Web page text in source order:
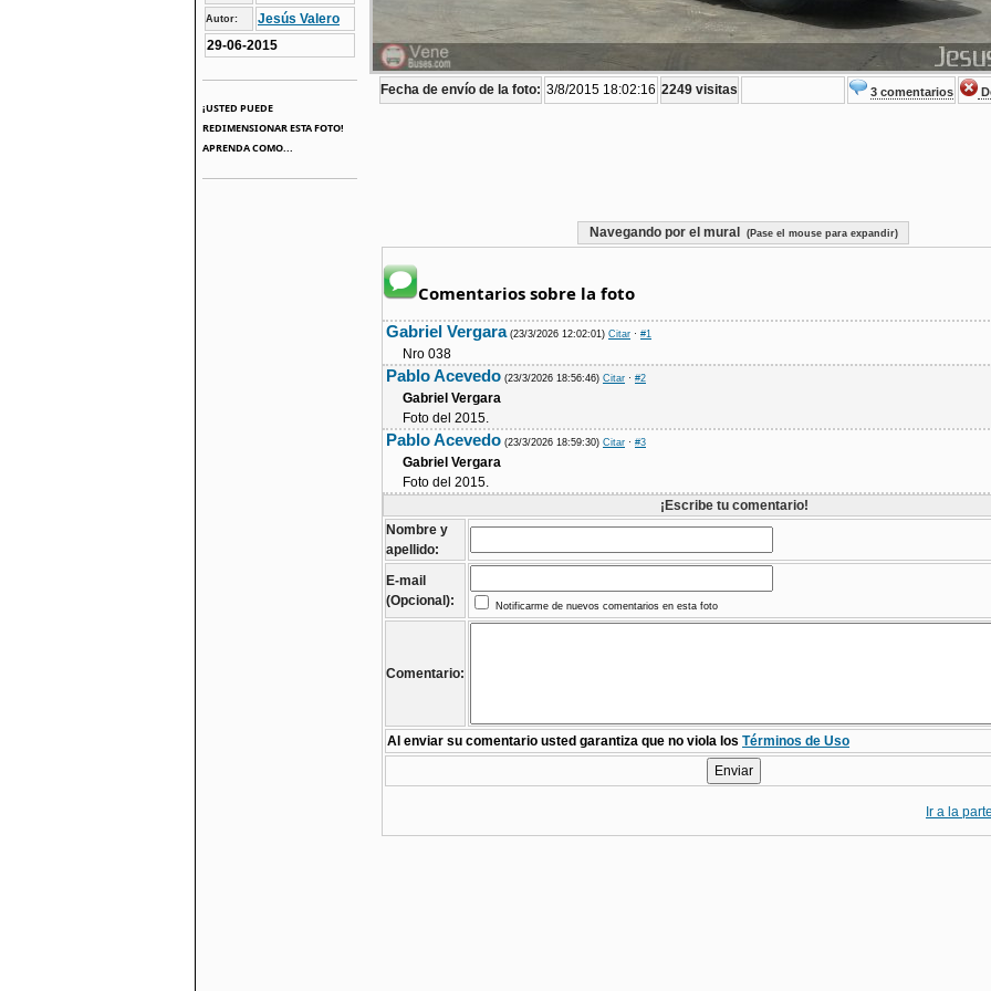
Autor:
Jesús Valero
29-06-2015
¡USTED PUEDE
REDIMENSIONAR ESTA FOTO!
APRENDA COMO...
Fecha de envío de la foto: 3/8/2015 18:02:16 2249 visitas 3 comentarios
Navegando por el mural (Pase el mouse para expandir)
Comentarios sobre la foto
Gabriel Vergara (23/3/2026 12:02:01) Citar · #1
Nro 038
Pablo Acevedo (23/3/2026 18:56:46) Citar · #2
Gabriel Vergara
Foto del 2015.
Pablo Acevedo (23/3/2026 18:59:30) Citar · #3
Gabriel Vergara
Foto del 2015.
¡Escribe tu comentario!
Nombre y
apellido:
E-mail
(Opcional):
Notificarme de nuevos comentarios en esta foto
Comentario:
Al enviar su comentario usted garantiza que no viola los Términos de Uso
Ir a la